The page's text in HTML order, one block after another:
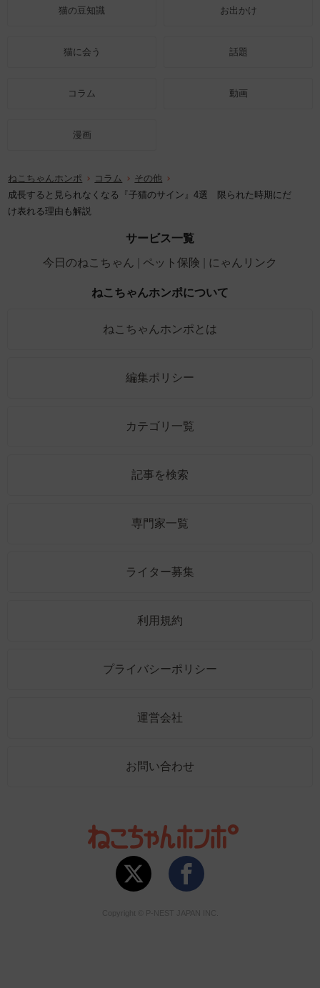
猫の豆知識 お出かけ
猫に会う 話題
コラム 動画
漫画
ねこちゃんホンポ コラム
その他
成長すると見られなくなる『子猫のサイン』4選 限られた時期にだ
け表れる理由も解説
サービス一覧
今日のねこちゃん
ペット保険 にゃんリンク
ねこちゃんホンポについて
ねこちゃんホンポとは
編集ポリシー
カテゴリ一覧
記事を検索
専門家一覧
ライター募集
利用規約
プライバシーポリシー
運営会社
お問い合わせ
Copyright © P-NEST JAPAN INC.